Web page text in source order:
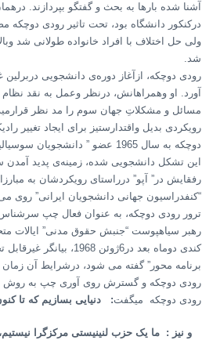
آشنا شده بارها به بحث و گفتگو بپردازند.
درکنکور دانشگاه بود، تحت تاثیر رودی
ولی حل اختلاف با افراد خانواده طولانی شد
شد.
رودی دوچکه، ازآغاز دوره‌ی دانشجویی
آورد. او وهمراهانش، درنظر وعمل به نقد نظام
مسائل و مشکلاتِ جهان سوم را مد نظر
رویکردی بدیل واقتدارستیز برای ایجاد تغییر
دوچکه به سال 1965 عضو ”
این تشکل دانشجویی شده، زمینه‌ی پدید آمدن
رفقایش در” آپو” درراستای رویکردشان به
“کنفدراسیون جهانی دانشجویان ایرانی” روی
ترور رودی دوچکه، به عنوان فعال چپ
کندی دوماه بعد
برنامه محور” گفته می شود، درشرایط آن
رودی دوچکه و گسترش روی آوری چپ به روش
رودی دوچکه میگفت: دنیایی بسازیم که تا
و نیز :ما یک حزب لنینیستی مرکزگرا